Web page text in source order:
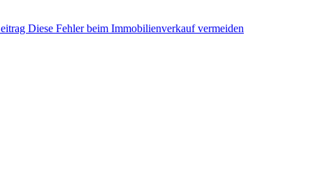
Diese Fehler beim Immobilienverkauf vermeiden